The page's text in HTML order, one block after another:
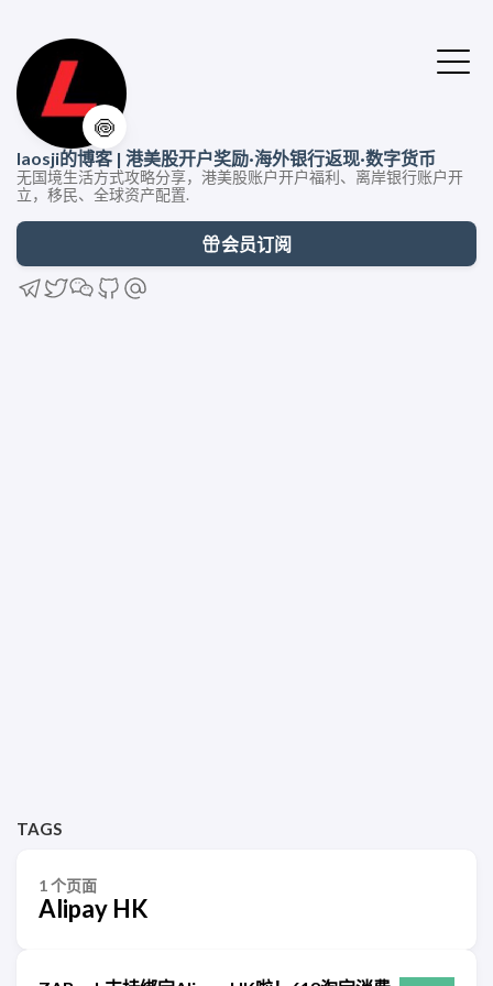
🍥
laosji的博客 | 港美股开户奖励·海外银行返现·数字货币
无国境生活方式攻略分享，港美股账户开户福利、离岸银行账户开
立，移民、全球资产配置.
会员订阅
TAGS
1 个页面
Alipay HK